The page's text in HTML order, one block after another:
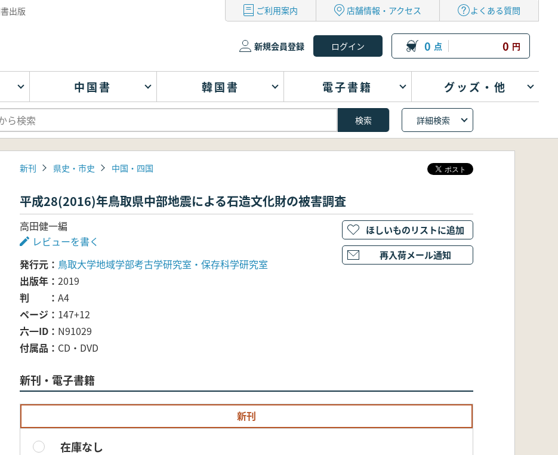
出版 ご利用案内 店舗情報・アクセス よくある質問
新規会員登録 0 点 0 円
中国書 韓国書 電子書籍 グッズ・他
詳細検索
新刊 県史・市史 中国・四国
平成28(2016)年鳥取県中部地震による石造文化財の被害調査
高田健一編
レビューを書く
発行元
鳥取大学地域学部考古学研究室・保存科学研究室
出版年
2019
判
A4
ページ
147+12
六一ID
N91029
付属品
CD・DVD
新刊・電子書籍
新刊
在庫なし
ほしいものリストに追加
再入荷メール通知